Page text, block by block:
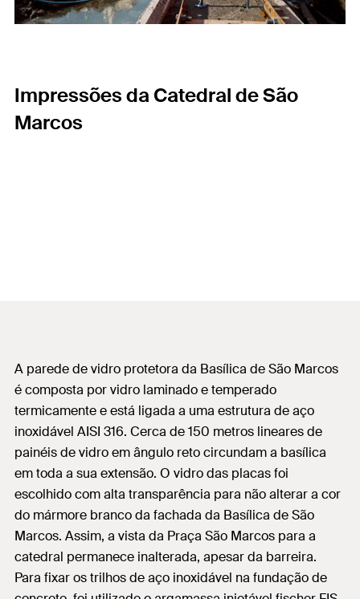
Impressões da Catedral de São
Marcos
A parede de vidro protetora da Basílica de São Marcos
é composta por vidro laminado e temperado
termicamente e está ligada a uma estrutura de aço
inoxidável AISI 316. Cerca de 150 metros lineares de
painéis de vidro em ângulo reto circundam a basílica
em toda a sua extensão. O vidro das placas foi
escolhido com alta transparência para não alterar a cor
do mármore branco da fachada da Basílica de São
Marcos. Assim, a vista da Praça São Marcos para a
catedral permanece inalterada, apesar da barreira.
Para fixar os trilhos de aço inoxidável na fundação de